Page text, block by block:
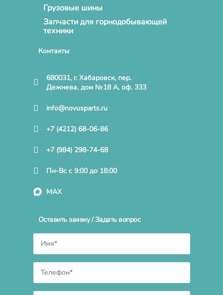
Грузовые шины
Запчасти для горнодобывающей
техники
Контакты
680031, г. Хабаровск, пер.
Дежнева, дом №18 А, оф. 333
info@novusparts.ru
+7 (4212) 68-06-86
+7 (984) 298-74-68
Пн-Вс с 9:00 до 18:00
MAX
Оставить заявку / Задать вопрос